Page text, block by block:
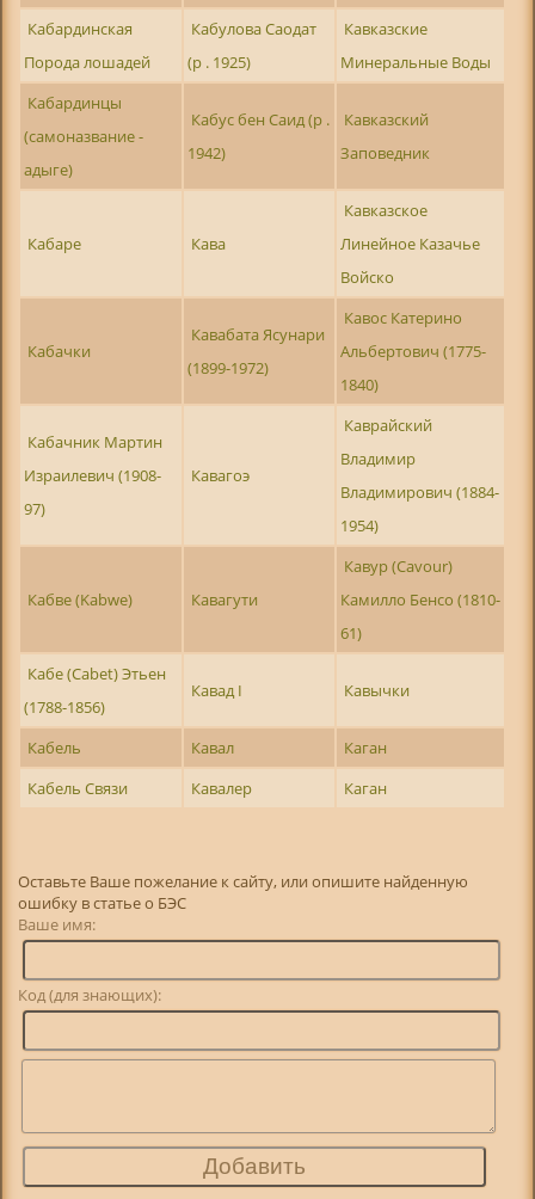
Кабардинская
Порода лошадей
Кабулова Саодат
(р . 1925)
Кавказские
Минеральные Воды
Кабардинцы
(самоназвание -
адыге)
Кабус бен Саид (р .
1942)
Кавказский
Заповедник
Кабаре Кава
Кавказское
Линейное Казачье
Войско
Кабачки
Кавабата Ясунари
(1899-1972)
Кавос Катерино
Альбертович (1775-
1840)
Кабачник Мартин
Израилевич (1908-
97)
Кавагоэ
Каврайский
Владимир
Владимирович (1884-
1954)
Кабве (Kabwe) Кавагути
Кавур (Cavour)
Камилло Бенсо (1810-
61)
Кабе (Cabet) Этьен
(1788-1856)
Кавад I Кавычки
Кабель Кавал
Каган
Кабель Связи
Кавалер Каган
Оставьте Ваше пожелание к сайту, или опишите найденную
ошибку в статье о БЭС
Ваше имя:
Код (для знающих):